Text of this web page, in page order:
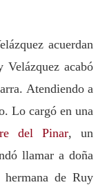
acuerdan
Velázquez acabó
Atendiendo a
Lo cargó en una
del Pinar, un
llamar a doña
de Ruy